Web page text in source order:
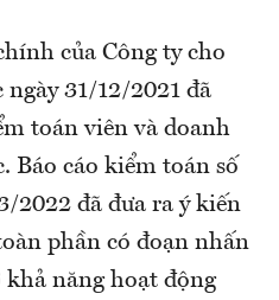
của Công ty cho
31/12/2021 đã
toán viên và doanh
Báo cáo kiểm toán số
2022 đã đưa ra ý kiến
phần có đoạn nhấn
năng hoạt động